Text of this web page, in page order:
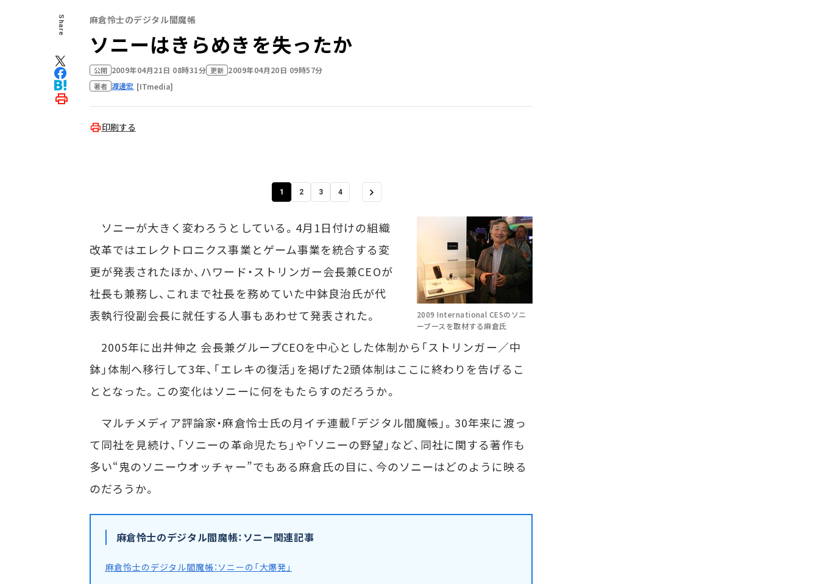
Share 麻倉怜士のデジタル閻魔帳
ソニーはきらめきを失ったか
公開 2009年04月21日 08時31分 更新 2009年04月20日 09時57分
著者 渡邊宏 [ITmedia]
印刷する
1 2 3 4
2009 International CESのソニ
ーブースを取材する麻倉氏
ソニーが大きく変わろうとしている。4月1日付けの組織
改革ではエレクトロニクス事業とゲーム事業を統合する変
更が発表されたほか、ハワード・ストリンガー会長兼CEOが
社長も兼務し、これまで社長を務めていた中鉢良治氏が代
表執行役副会長に就任する人事もあわせて発表された。
2005年に出井伸之 会長兼グループCEOを中心とした体制から「ストリンガー／中
鉢」体制へ移行して3年、「エレキの復活」を掲げた2頭体制はここに終わりを告げるこ
ととなった。この変化はソニーに何をもたらすのだろうか。
マルチメディア評論家・麻倉怜士氏の月イチ連載「デジタル閻魔帳」。30年来に渡っ
て同社を見続け、「ソニーの革命児たち」や「ソニーの野望」など、同社に関する著作も
多い“鬼のソニーウオッチャー”でもある麻倉氏の目に、今のソニーはどのように映る
のだろうか。
麻倉怜士のデジタル閻魔帳：ソニー関連記事
麻倉怜士のデジタル閻魔帳：ソニーの「大爆発」